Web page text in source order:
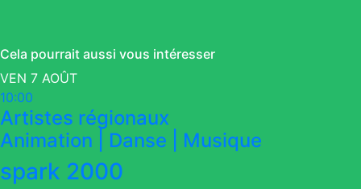
Cela pourrait aussi vous intéresser
VEN 7 AOÛT
10:00
Artistes régionaux
Animation | Danse | Musique
spark 2000